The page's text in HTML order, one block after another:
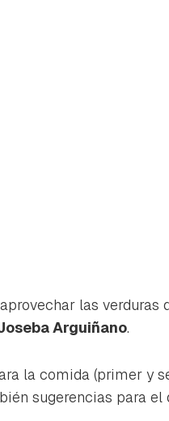
las verduras
Arguiñano.
la comida (primer y
sugerencias para el